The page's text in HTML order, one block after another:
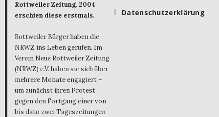
Rottweiler Zeitung. 2004
erschien diese erstmals.
Rottweiler Bürger haben die
NRWZ ins Leben gerufen. Im
Verein Neue Rottweiler Zeitung
(NRWZ) e.V. haben sie sich über
mehrere Monate engagiert –
um zunächst ihren Protest
gegen den Fortgang einer von
bis dato zwei Tageszeitungen
Datenschutzerklärung